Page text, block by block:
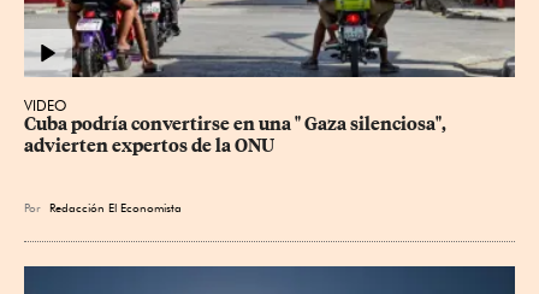
VIDEO
Cuba podría convertirse en una " Gaza silenciosa",
advierten expertos de la ONU
Por Redacción El Economista